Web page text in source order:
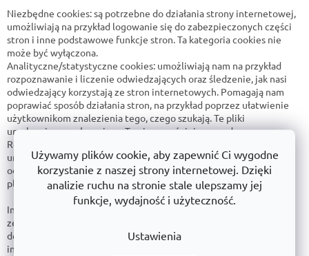
Używamy plików cookie, aby zapewnić Ci wygodne
korzystanie z naszej strony internetowej. Dzięki
analizie ruchu na stronie stale ulepszamy jej
funkcje, wydajność i użyteczność.
Ustawienia
Niezbędne cookies: są potrzebne do działania strony internetowej,
umożliwiają na przykład logowanie się do zabezpieczonych części
stron i inne podstawowe funkcje stron. Ta kategoria cookies nie
może być wyłączona.
Analityczne/statystyczne cookies: umożliwiają nam na przykład
rozpoznawanie i liczenie odwiedzających oraz śledzenie, jak nasi
odwiedzający korzystają ze stron internetowych. Pomagają nam
poprawiać sposób działania stron, na przykład poprzez ułatwienie
użytkownikom znalezienia tego, czego szukają. Te pliki
uruchamiamy wyłącznie za Twoją wcześniejszą zgodą.
Reklamowe cookies: są używane do śledzenia preferencji i
umożliwiają wyświetlanie reklam i innych treści, które najlepiej
odpowiadają Twoim zainteresowaniom i zachowaniom online. Te
pliki uruchamiamy wyłącznie za Twoją wcześniejszą zgodą.
Informujemy, że osoby trzecie (w tym na przykład dostawcy usług
zewnętrznych) mogą również używać cookies i/lub uzyskiwać
dostęp do danych gromadzonych przez cookies na stronie
internetowej.